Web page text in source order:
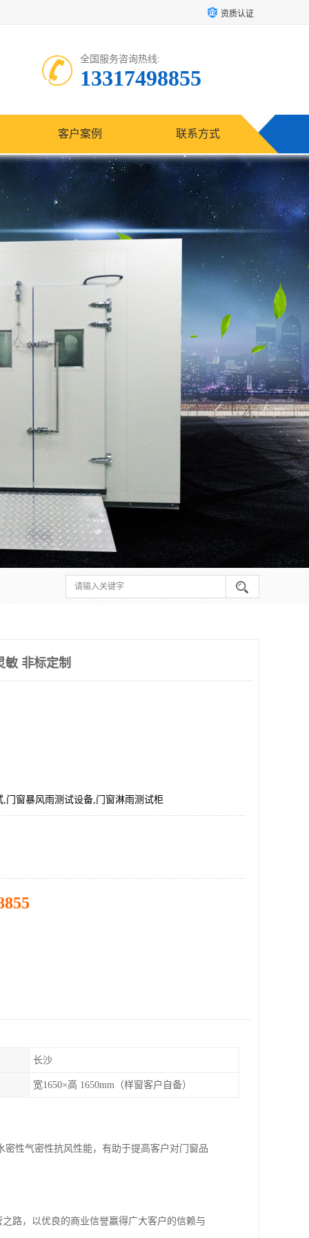
资质认证
全国服务咨询热线:
13317498855
客户案例 联系方式
敏 非标定制
,门窗暴风雨测试设备,门窗淋雨测试柜
长沙
宽1650×高 1650mm（样窗客户自备）
性气密性抗风性能，有助于提高客户对门窗品
路，以优良的商业信誉赢得广大客户的信赖与